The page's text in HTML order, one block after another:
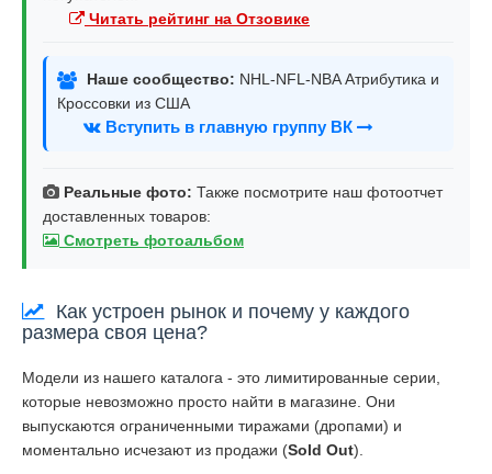
Читать рейтинг на Отзовике
Наше сообщество: NHL-NFL-NBA Атрибутика и
Кроссовки из США
Вступить в главную группу ВК
Реальные фото: Также посмотрите наш фотоотчет
доставленных товаров:
Смотреть фотоальбом
Как устроен рынок и почему у каждого
размера своя цена?
Модели из нашего каталога - это лимитированные серии,
которые невозможно просто найти в магазине. Они
выпускаются ограниченными тиражами (дропами) и
моментально исчезают из продажи (Sold Out).